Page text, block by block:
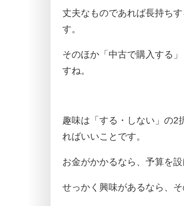
丈夫なものであれば長持ち
す。
そのほか「中古で購入する
すね。
趣味は「する・しない」の2
ればいいことです。
お金がかかるなら、予算を
せっかく興味があるなら、